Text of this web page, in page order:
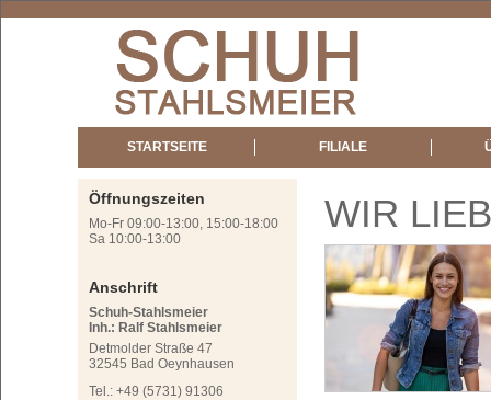
STARTSEITE FILIALE
Öffnungszeiten
Mo-Fr 09:00-13:00, 15:00-18:00
Sa 10:00-13:00
Anschrift
Schuh-Stahlsmeier
Inh.: Ralf Stahlsmeier
Detmolder Straße 47
32545 Bad Oeynhausen
Tel.: +49 (5731) 91306
WIR